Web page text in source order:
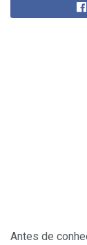
Antes de